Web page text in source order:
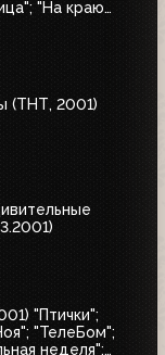
"На краю
(ТНТ, 2001)
"Птички";
"ТелеБом";
неделя";